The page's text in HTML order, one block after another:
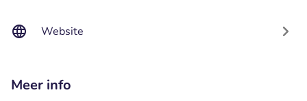
Website
Meer info